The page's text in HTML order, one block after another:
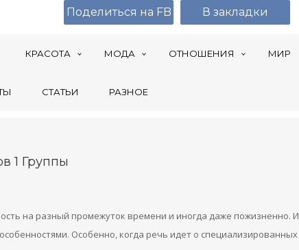
КРАСОТА МОДА ОТНОШЕНИЯ МИР
СТАТЬИ РАЗНОЕ
1 Группы
на разный промежуток времени и иногда даже пожизненно. И
Особенно, когда речь идет о специализированных
Поделиться на FB В закладки